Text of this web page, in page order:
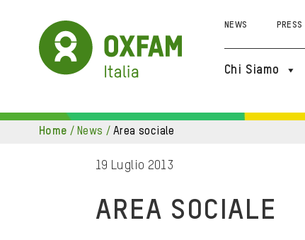
NEWS PRESS
Chi Siamo
home / news / area sociale
19 Luglio 2013
AREA SOCIALE